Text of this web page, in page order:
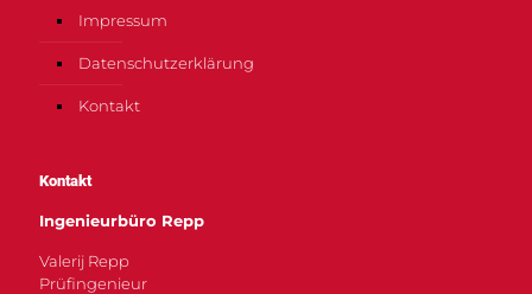
Impressum
Datenschutzerklärung
Kontakt
Kontakt
Ingenieurbüro Repp
Valerij Repp
Prüfingenieur